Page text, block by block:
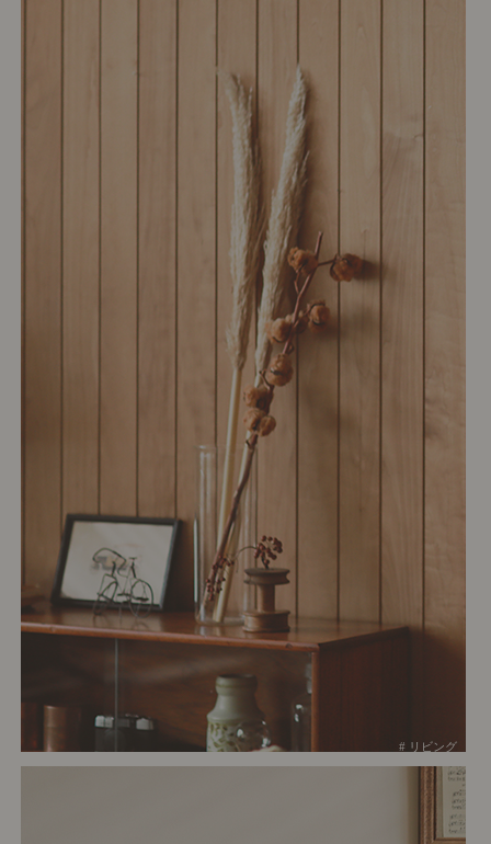
# リビング